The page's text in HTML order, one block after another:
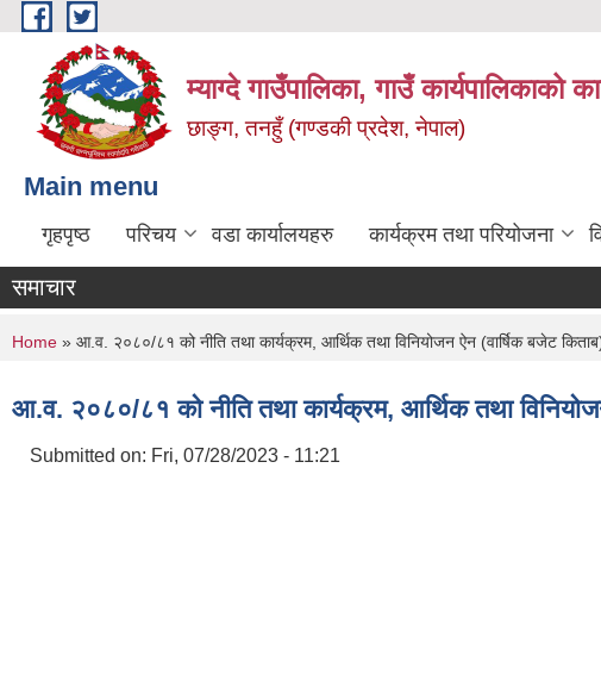
Skip to main content
म्याग्दे गाउँपालिका, गाउँ कार्यपालिकाको
छाङ्ग, तनहुँ (गण्डकी प्रदेश, नेपाल)
Main menu
गृहपृष्ठ परिचय वडा कार्यालयहरु कार्यक्रम तथा परियोजना
समाचार
You are here
Home » आ.व. २०८०/८१ को नीति तथा कार्यक्रम, आर्थिक तथा विनियोजन ऐन (वार्षिक बजेट
आ.व. २०८०/८१ को नीति तथा कार्यक्रम, आर्थिक तथा
Submitted on: Fri, 07/28/2023 - 11:21